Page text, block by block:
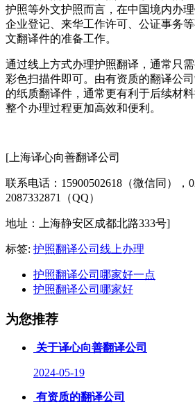
护照等外文护照而言，在中国境内办理
企业登记、来华工作许可、公证事务
文翻译件的准备工作。
通过线上方式办理护照翻译，通常只
彩色扫描件即可。由有资质的翻译公
的纸质翻译件，通常更有利于后续材
整个办理过程更加高效和便利。
[上海译心向善翻译公司
联系电话：15900502618（微信同），
2087332871（QQ）
地址：上海静安区成都北路333号]
标签: 护照翻译公司线上办理
护照翻译公司哪家好一点
护照翻译公司哪家好
为您推荐
关于译心向善翻译公司
2024-05-19
有资质的翻译公司